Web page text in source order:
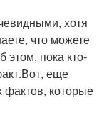
хотя
что можете
этом, пока кто-
еще
фактов, которые